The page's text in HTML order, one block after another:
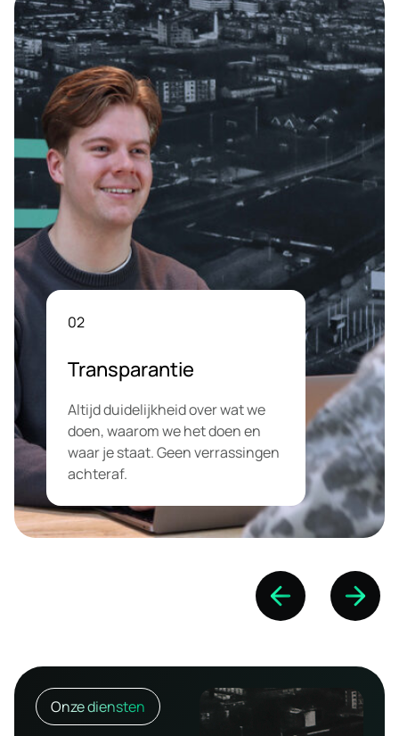
02
Transparantie
Altijd duidelijkheid over wat we
doen, waarom we het doen en
waar je staat. Geen verrassingen
achteraf.
Onze diensten